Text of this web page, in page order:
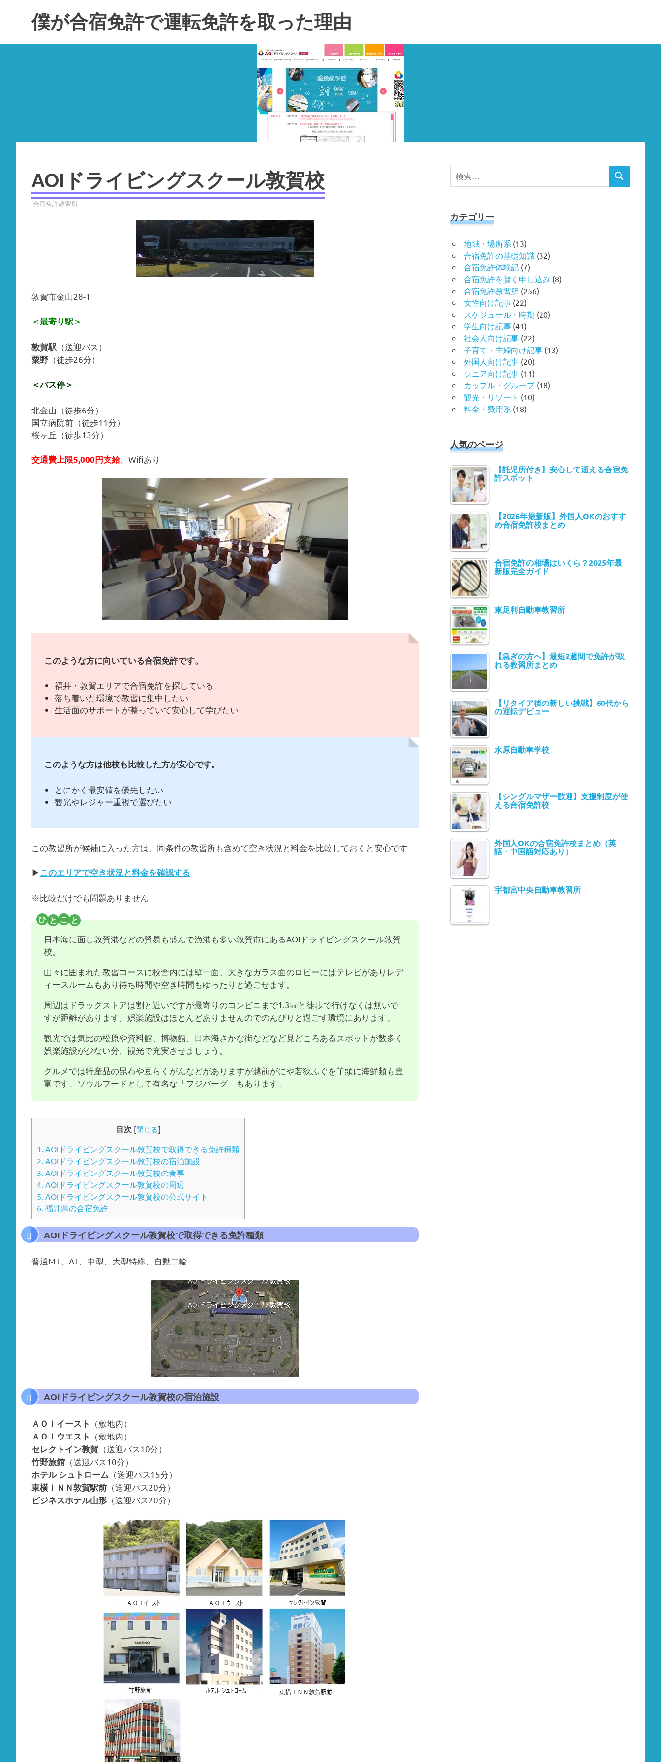
僕が合宿免許で運転免許を取った理由
AOIドライビングスクール敦賀校
2023年9月18日
YYYPRO
合宿免許教習所
敦賀市金山28-1
＜最寄り駅＞
敦賀駅 （送迎バス）
粟野 （徒歩26分）
＜バス停＞
北金山（徒歩6分）
国立病院前（徒歩11分）
桜ヶ丘（徒歩13分）
交通費上限5,000円支給、Wifiあり
このような方に向いている合宿免許です。
福井・敦賀エリアで合宿免許を探している
落ち着いた環境で教習に集中したい
生活面のサポートが整っていて安心して学びたい
このような方は他校も比較した方が安心です。
とにかく最安値を優先したい
観光やレジャー重視で選びたい
この教習所が候補に入った方は、同条件の教習所も含めて空き状況と料金を比較しておくと安心です
▶ このエリアで空き状況と料金を確認する
※比較だけでも問題ありません
日本海に面し敦賀港などの貿易も盛んで漁港も多い敦賀市にあるAOIドライビングスクール敦賀
校。
山々に囲まれた教習コースに校舎内には壁一面、大きなガラス面のロビーにはテレビがありレデ
ィースルームもあり待ち時間や空き時間もゆったりと過ごせます。
周辺はドラッグストアは割と近いですが最寄りのコンビニまで1.3㎞と徒歩で行けなくは無いで
すが距離があります。娯楽施設はほとんどありませんのでのんびりと過ごす環境にあります。
観光では気比の松原や資料館、博物館、日本海さかな街などなど見どころあるスポットが数多く
娯楽施設が少ない分、観光で充実させましょう。
グルメでは特産品の昆布や豆らくがんなどがありますが越前がにや若狭ふぐを筆頭に海鮮類も豊
富です。ソウルフードとして有名な「フジバーグ」もあります。
目次 [閉じる]
1. AOIドライビングスクール敦賀校で取得できる免許種類
2. AOIドライビングスクール敦賀校の宿泊施設
3. AOIドライビングスクール敦賀校の食事
4. AOIドライビングスクール敦賀校の周辺
5. AOIドライビングスクール敦賀校の公式サイト
6. 福井県の合宿免許
AOIドライビングスクール敦賀校で取得できる免許種類
普通MT、AT、中型、大型特殊、自動二輪
AOIドライビングスクール敦賀校の宿泊施設
ＡＯＩイースト
（敷地内）
ＡＯＩウエスト
（敷地内）
セレクトイン敦賀 （送迎バス10分）
竹野旅館 （送迎バス10分）
ホテル シュトローム （送迎バス15分）
東横ＩＮＮ敦賀駅前 （送迎バス20分）
ビジネスホテル山形 （送迎バス20分）
検
索
検
カテゴリー
地域・場所系 (13)
合宿免許の基礎知識 (32)
合宿免許体験記 (7)
合宿免許を賢く申し込み (8)
合宿免許教習所 (256)
女性向け記事 (22)
スケジュール・時期 (20)
学生向け記事 (41)
社会人向け記事 (22)
子育て・主婦向け記事 (13)
外国人向け記事 (20)
シニア向け記事 (11)
カップル・グループ(18)
観光・リゾート (10)
料金・費用系 (18)
人気のページ
【託児所付き】安心して通える合宿免
許スポット
【2026年最新版】外国人OKのおすす
め合宿免許校まとめ
合宿免許の相場はいくら？2025年最
新版完全ガイド
東足利自動車教習所
【急ぎの方へ】最短2週間で免許が取
れる教習所まとめ
【リタイア後の新しい挑戦】60代から
の運転デビュー
水原自動車学校
【シングルマザー歓迎】支援制度が使
える合宿免許校
外国人OKの合宿免許校まとめ（英
語・中国語対応あり）
宇都宮中央自動車教習所